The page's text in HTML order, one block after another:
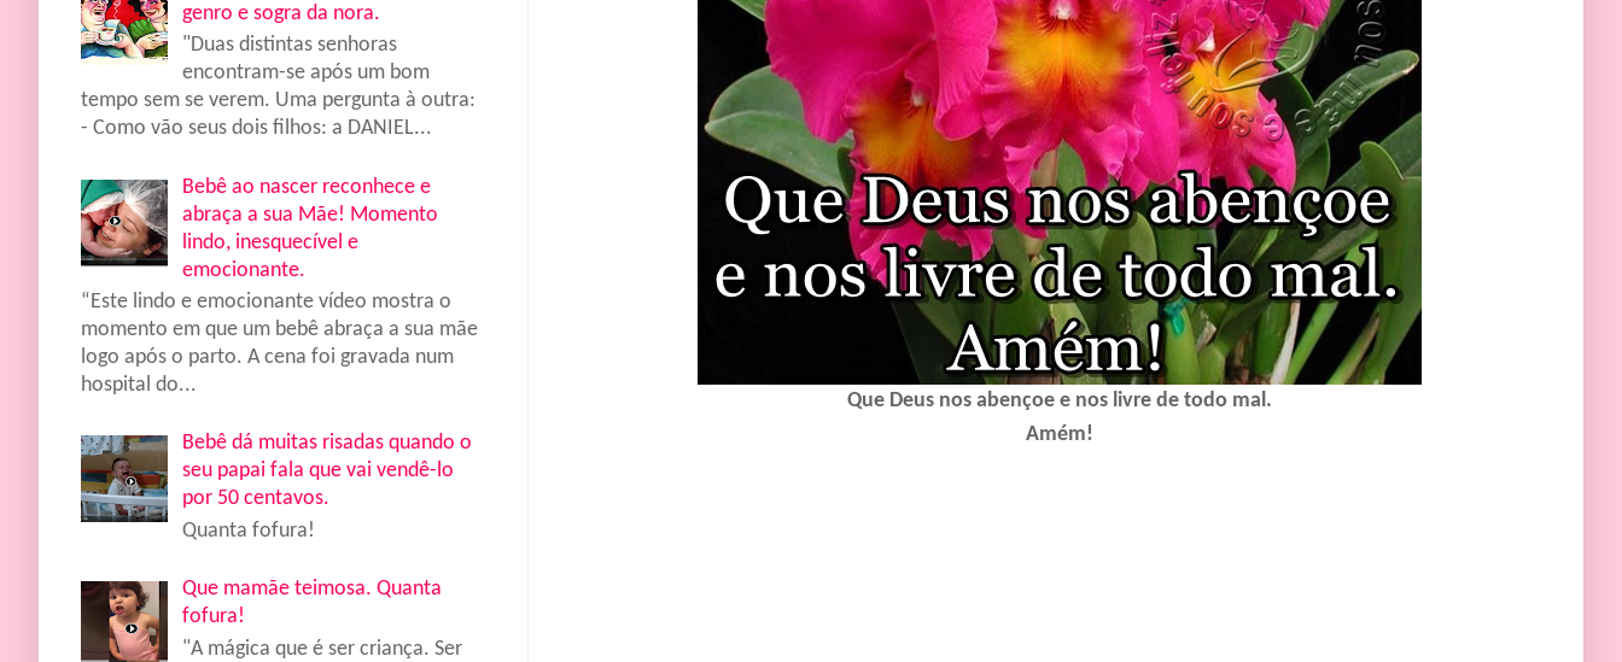
genro e sogra da nora.
"Duas distintas senhoras
encontram-se após um bom
tempo sem se verem. Uma pergunta à outra:
- Como vão seus dois filhos: a DANIEL...
Bebê ao nascer reconhece e
abraça a sua Mãe! Momento
lindo, inesquecível e
emocionante.
“Este lindo e emocionante vídeo mostra o
momento em que um bebê abraça a sua mãe
logo após o parto. A cena foi gravada num
hospital do...
Bebê dá muitas risadas quando o
seu papai fala que vai vendê-lo
por 50 centavos.
Quanta fofura!
Que mamãe teimosa. Quanta
fofura!
"A mágica que é ser criança. Ser
Que Deus nos abençoe e nos livre de todo mal.
Amém!